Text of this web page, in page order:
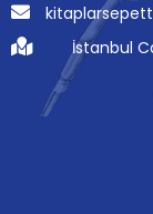
İstanbul